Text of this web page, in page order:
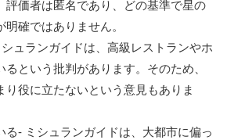
評価者は匿名であり、どの基準で星の
確ではありません。
ュランガイドは、高級レストランやホ
という批判があります。そのため、
り役に立たないという意見もありま
る- ミシュランガイドは、大都市に偏っ